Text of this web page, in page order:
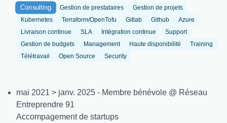
Consulting Gestion de prestataires
Gestion de projets
Kubernetes
Terraform/OpenTofu Gitlab Github
Azure
Livraison continue
SLA Intégration continue
Support
Gestion de budgets
Management Haute disponibilité
Training
Télétravail
Open Source Security
mai 2021 > janv. 2025 - Membre bénévole @ Réseau
Entreprendre 91
Accompagement de startups